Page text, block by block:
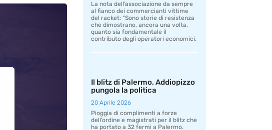
La nota dell’associazione da sempre
al fianco dei commercianti vittime
del racket: “Sono storie di resistenza
che dimostrano, ancora una volta,
quanto sia fondamentale il
contributo degli operatori economici.
Il blitz di Palermo, Addiopizzo
pungola la politica
20 Aprile 2026
Pioggia di complimenti a forze
dell’ordine e magistrati per il blitz che
ha portato a 32 fermi a Palermo.